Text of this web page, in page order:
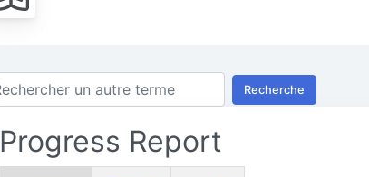
Recherche
Progress Report